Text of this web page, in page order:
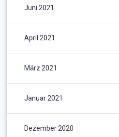
Juni 2021
April 2021
März 2021
Januar 2021
Dezember 2020